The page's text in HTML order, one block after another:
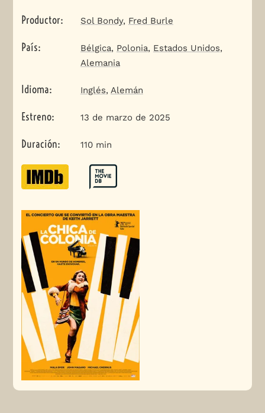
Productor: Sol Bondy, Fred Burle
País: Bélgica, Polonia, Estados Unidos,
Alemania
Idioma: Inglés, Alemán
Estreno: 13 de marzo de 2025
Duración: 110 min